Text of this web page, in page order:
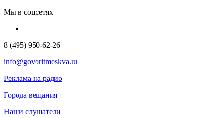
Мы в соцсетях
8 (495) 950-62-26
info@govoritmoskva.ru
Реклама на радио
Города вещания
Наши слушатели